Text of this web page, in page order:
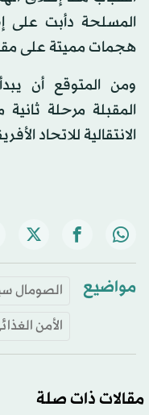
المسلحة دأبت على
هجمات مميتة على
ومن المتوقع أن
المقبلة مرحلة
الانتقالية للاتحاد
مواضيع الصومال
الأمن
مقالات ذات صلة